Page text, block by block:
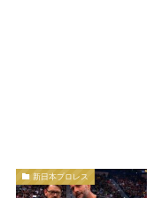
新日本プロレス